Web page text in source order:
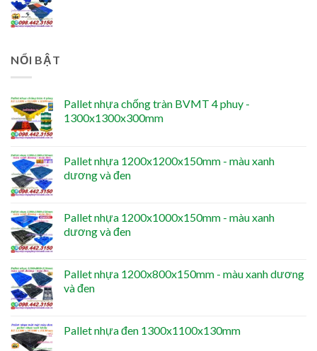
NỔI BẬT
Pallet nhựa chống tràn BVMT 4 phuy -
1300x1300x300mm
Pallet nhựa 1200x1200x150mm - màu xanh
dương và đen
Pallet nhựa 1200x1000x150mm - màu xanh
dương và đen
Pallet nhựa 1200x800x150mm - màu xanh dương
và đen
Pallet nhựa đen 1300x1100x130mm